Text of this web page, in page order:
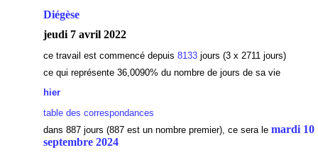
Diégèse
jeudi 7 avril 2022
ce travail est commencé depuis 8133jours (3 x 2711 jours)
ce qui représente 36,0090% du nombre de jours de sa vie
hier
table des correspondances
dans 887 jours (887 est un nombre premier), ce sera le mardi 10
septembre 2024